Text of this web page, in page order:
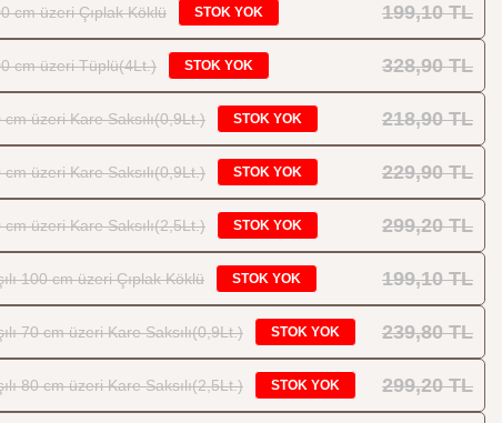
cm üzeri Çıplak Köklü STOK YOK 199,10 TL
cm üzeri Tüplü(4Lt.) STOK YOK 328,90 TL
cm üzeri Kare Saksılı(0,9Lt.) STOK YOK 218,90 TL
cm üzeri Kare Saksılı(0,9Lt.) STOK YOK 229,90 TL
cm üzeri Kare Saksılı(2,5Lt.) STOK YOK 299,20 TL
100 cm üzeri Çıplak Köklü STOK YOK 199,10 TL
70 cm üzeri Kare Saksılı(0,9Lt.) STOK YOK 239,80 TL
80 cm üzeri Kare Saksılı(2,5Lt.) STOK YOK 299,20 TL